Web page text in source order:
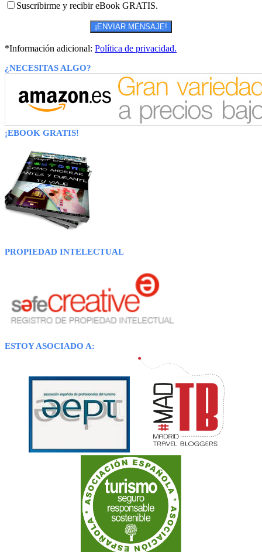
Suscribirme y recibir eBook GRATIS.
*Información adicional: Política de privacidad.
¿NECESITAS ALGO?
¡EBOOK GRATIS!
PROPIEDAD INTELECTUAL
ESTOY ASOCIADO A: